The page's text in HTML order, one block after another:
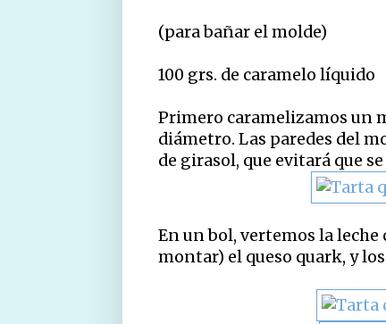
(para bañar el molde)
100 grs. de caramelo líquido
Primero caramelizamos un
diámetro. Las paredes del
de girasol, que evitará que
En un bol, vertemos la
montar) el queso quark, y